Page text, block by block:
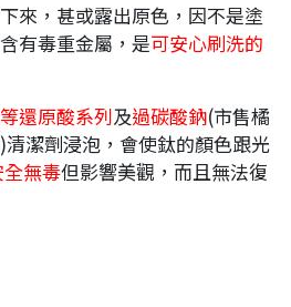
來，甚或露出原色，因不是塗
有毒重金屬，是可安心刷洗的
還原酸系列及過碳酸鈉(市售橘
潔劑浸泡，會使鈦的顏色跟光
全無毒但影響美觀，而且無法復